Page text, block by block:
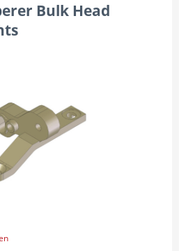
Bulk Head